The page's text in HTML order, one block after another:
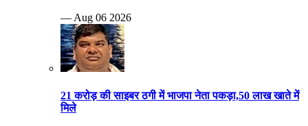
— Aug 06 2026
21 करोड़ की साइबर ठगी में भाजपा नेता पकड़ा,50 लाख खाते में
मिले